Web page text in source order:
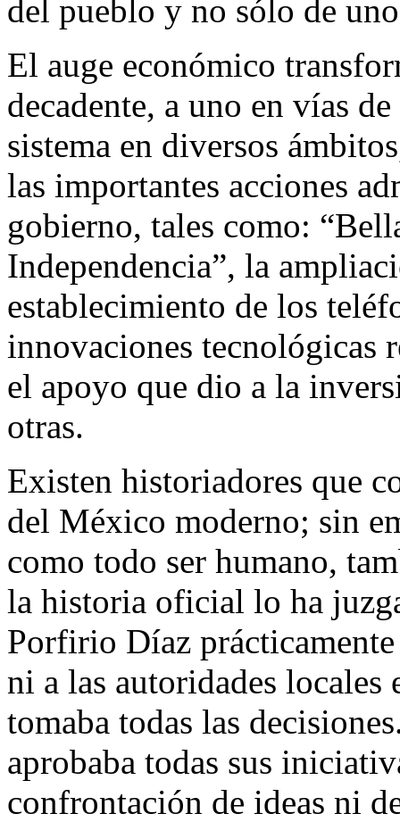
del pueblo y no sólo de
El auge económico
decadente, a uno en vías
sistema en diversos
las importantes acciones
gobierno, tales como:
Independencia”, la
establecimiento de los
innovaciones tecnológicas
el apoyo que dio a la
otras.
Existen historiadores que
del México moderno; sin
como todo ser humano,
la historia oficial lo ha
Porfirio Díaz
ni a las autoridades
tomaba todas las
aprobaba todas sus
confrontación de ideas ni